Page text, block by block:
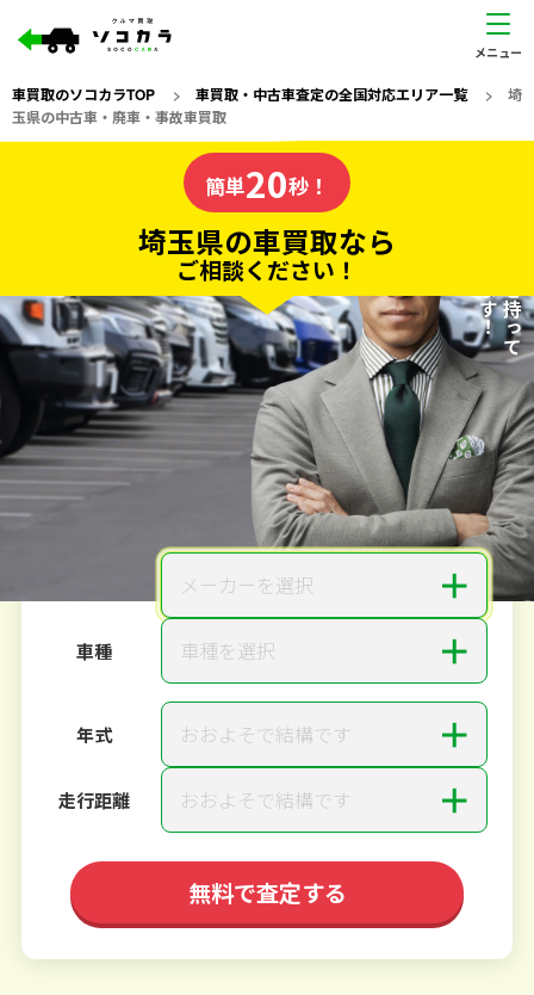
車買取のソコカラTOP > 車買取・中古車査定の全国対応エリア一覧> 埼
玉県の中古車・廃車・事故車買取
の車買取なら
ソコカラの
電話か出張か、高い方の査定を提案。
だから高価買取!
私たちが責任を持って
査定いたします！
簡単20秒！
埼玉県の車買取なら
ご相談ください！
20秒で入力完了！
無料で カンタンWeb査定
ご依頼いただいたお車を丁寧に査定いたします
メーカーを選択 ＋
車種 車種を選択 ＋
年式 おおよそで結構です ＋
走行距離 おおよそで結構です ＋
無料で査定する